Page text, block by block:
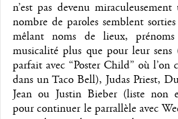
n’est pas devenu
nombre de paroles semblent
mêlant noms de lieux,
musicalité plus que pour leur sens
parfait avec “Poster Child” où
dans un Taco Bell), Judas Priest,
Jean ou Justin Bieber (liste non
pour continuer le parrallèle avec